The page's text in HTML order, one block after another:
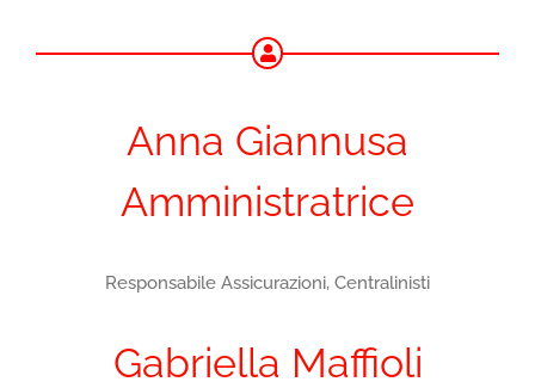
Anna Giannusa
Amministratrice
Responsabile Assicurazioni, Centralinisti
Gabriella Maffioli